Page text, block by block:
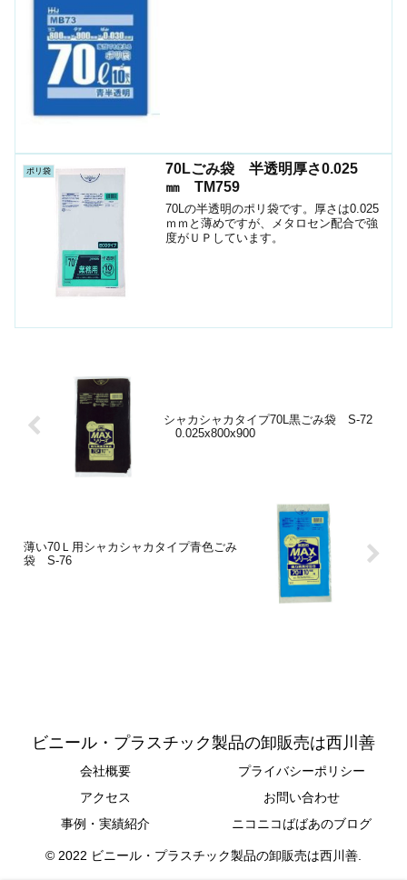
ポリ袋
70Lごみ袋 半透明厚さ0.025
㎜ TM759
70Lの半透明のポリ袋です。厚さは0.025
ｍｍと薄めですが、メタロセン配合で強
度がＵＰしています。
シャカシャカタイプ70L黒ごみ袋 S-72
0.025x800x900
薄い70Ｌ用シャカシャカタイプ青色ごみ
袋 S-76
ビニール・プラスチック製品の卸販売は西川善
会社概要
プライバシーポリシー
アクセス
お問い合わせ
事例・実績紹介
ニコニコばばあのブログ
© 2022 ビニール・プラスチック製品の卸販売は西川善.